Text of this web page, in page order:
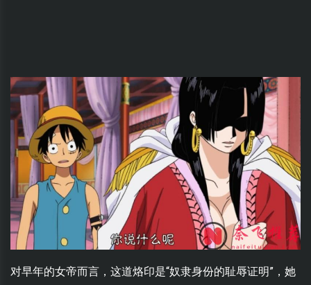
对早年的女帝而言，这道烙印是“奴隶身份的耻辱证明”，她